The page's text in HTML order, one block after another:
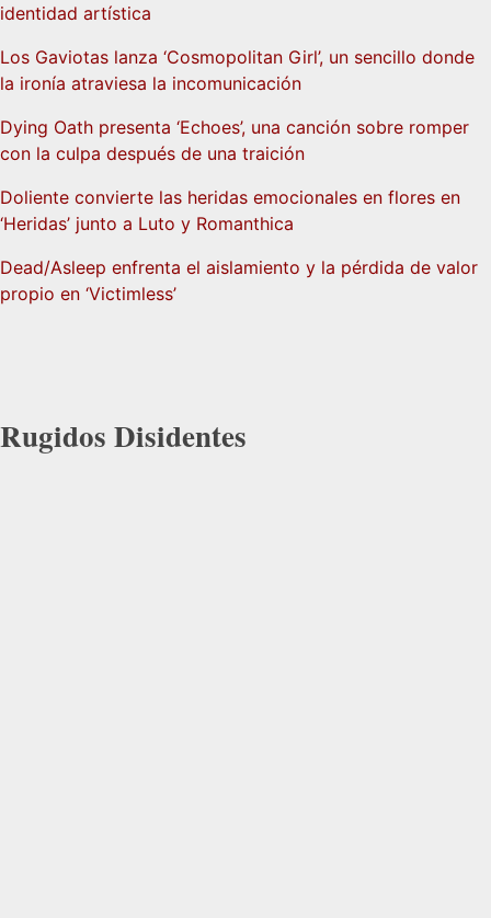
identidad artística
Los Gaviotas lanza ‘Cosmopolitan Girl’, un sencillo donde
la ironía atraviesa la incomunicación
Dying Oath presenta ‘Echoes’, una canción sobre romper
con la culpa después de una traición
Doliente convierte las heridas emocionales en flores en
‘Heridas’ junto a Luto y Romanthica
Dead/Asleep enfrenta el aislamiento y la pérdida de valor
propio en ‘Victimless’
Rugidos Disidentes